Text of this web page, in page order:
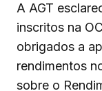
A AGT
inscritos na
obrigados a
rendimentos
sobre o